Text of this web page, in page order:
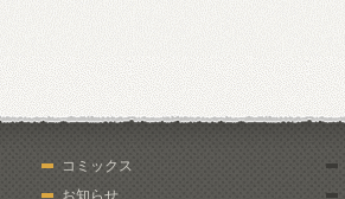
コミックス
お知らせ